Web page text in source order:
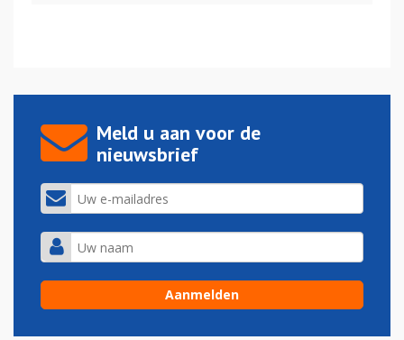
Meld u aan voor de
nieuwsbrief